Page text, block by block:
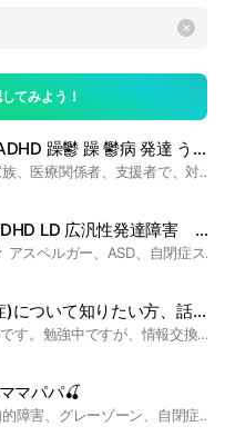
てみよう！
🟢双極性障害等 不眠 鬱 ADHD 躁鬱 躁 鬱病 発達 うつ病 双極症 睡眠障害 悩み助け合おう🟢
ご自由にどうぞ。当事者、家族、医療関係者、支援者で、対策や悩みや雑談や出来事を共有で解決策も考えﾏﾀｰﾘ助け合おう。 #相談#雑談#悩み#愚痴#希死念慮#不眠#寂しい#居場所#ぼっち#学生#主婦#寝たきり#ひきこもり#不登校#保健室#いじめ#孤独#仲間#失恋#不眠症#虐待#休職#副作用#カウンセリング#無職#障害年金#障害者手帳#障害者雇用#薬物療法#睡眠障害#寝落ち#生活保護#デイケア#鬱病#うつ病#摂食障害#発達障害#解離#気分障害#双極症#鬱#ベンゾジアゼピン#統合失調症#抑鬱#解離性障害#アルコール依存#共依存#難病#作業所#グループホーム#グルホ#傷病手当#労災#失業#苦手#愛着障害#メンタルヘルス#メンヘラ#精神疾患#精神障害#病気#疾病#就労移行支援#障害者雇用#入院#閉鎖病棟#混合状態#ラピッドサイクラー#躁転#軽躁#精神科#心療内科#クリニック#メンクリ#多動#アスペルガー#ADHD#ADHD#支援者#ASD#LD#HSP#学習障害#自立#自律神経#アカシジア#乾癬#抑鬱#気分循環性障害#医療#疾患#生保#ナマポ#カウンセラー#ナース#心の病#疾患#ケースワーカー#癒し#いやし#つらい#辛い#闘病#入院#病棟#被害妄想#妄想#幻聴#幻覚#ヘルパー#介護士#保健師#看護師#訪問看護#訪看#PSW#精神保健福祉#心理士#心理師#心理士#薬剤師#精神科#過眠#傾眠#抗鬱剤#精神安定剤#気分安定#眠剤#睡眠薬#睡眠障害#昼夜逆転#認知行動療法#さびしい#淋しい#障碍#障がい#職業訓練#大学#高校#中学#双極症#解離性同一性障害#二重人格#症候群#自閉症#スペクトラム#統合失調症#統失#休学#退学#適応障害#眠れない#寝れない#寝たい#眠りたい#人生#過食#拒食#過呼吸#パニック障害#人見知り#病み#病む#ニート#睡眠障害#苦しい#HSP#LGBT#怖い#心配症#シングルマザー#神経症#パーソナリティ#人格障害#不安#休職#コミュ障#躁#パワハラ#セクハラ#ナマポ#なまぽ#更年期#男性恐怖#女性恐怖#トラウマ#軽躁#躁転#性同一性障害#醜形恐怖#国試#国家試験#発達障害#躁うつ病#躁鬱病#ASD#福祉#PTSD#学習障害#解離性障害#ボッチ#風呂キャン#DV#子育て#自閉#双極性障害#病み期#病む#泣く#貧困#貧乏#解離#離人#OD#オーバードーズ
大人の発達障害 ASD ADHD LD 広汎性発達障害 神経発達症 🌸姉妹部屋
☆入室前にお読みください☆ アスペルガー、ASD、自閉症スペクトラム症、ADHD LD 広汎性発達障害、神経発達症(発達障害)の当事者チャットの成人の姉妹部屋になります！ 情報交換、大人の発達障害ならではの困りごと、ライフハック、相談、雑談、見る専も大歓迎です✨️ 入室したら、大事なノートを一読願います。 参加申請お気軽に〜 #発達障害 #神経発達症 #自閉症スペクトラム #ASD #アスペルガー症候群 #ADHD #LD #睡眠障害 #不眠症 #広汎性発達障害 #困り事 #生きづらい #鬱 #双極性障害 #躁鬱 #精神科 #心療内科
ASD(自閉スペクトラム症)について知りたい方、話したい方、当事者、身近に当事者がいる方など
#ASD の事をもっと知りたいです。勉強中ですが、情報交換などできればと思っています。同じように知りたい方、また、共有したい方、聞いてほしい方、ご参加ください。 ※わりと雑談もしていますが、発達障害の話を振ると皆経験談や知識を教えてくれますし、温かい人が多いのでご安心ください。 ※違うと思ったら気軽に抜けていただいて結構です。 ※一度退会された方もまた気が向いたらご参加くださいね。 #自閉スペクトラム症 #自閉症スペクトラム障害 #発達障害 #アスペルガー#ADHD #精神障害者 #APD #聴覚情報処理障害
マパパ🍒
沢山の情報が欲しいです🫡知的障害、グレーゾーン、自閉症のお子さんを育てている方、育てた方！情報交換しませんか？#自閉症#知的障害#発達ゆっくり